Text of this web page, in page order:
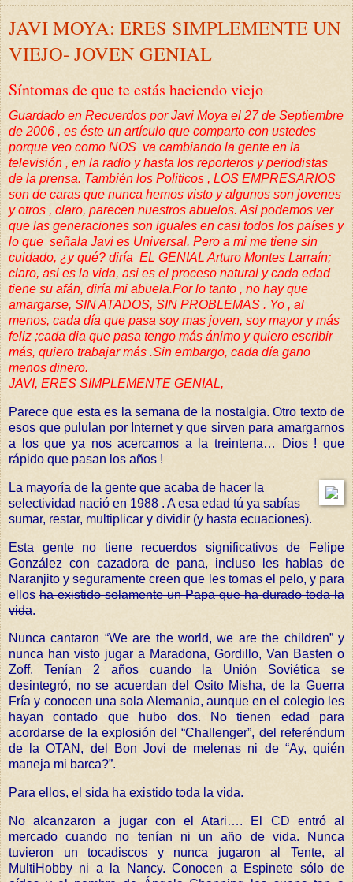
JAVI MOYA: ERES SIMPLEMENTE UN
VIEJO- JOVEN GENIAL
Síntomas de que te estás haciendo viejo
Guardado en Recuerdos por Javi Moya el 27 de Septiembre
de 2006 , es éste un artículo que comparto con ustedes
porque veo como NOS va cambiando la gente en la
televisión , en la radio y hasta los reporteros y periodistas
de la prensa. También los Politicos , LOS EMPRESARIOS
son de caras que nunca hemos visto y algunos son jovenes
y otros , claro, parecen nuestros abuelos. Asi podemos ver
que las generaciones son iguales en casi todos los países y
lo que señala Javi es Universal. Pero a mi me tiene sin
cuidado, ¿y qué? diría EL GENIAL Arturo Montes Larraín;
claro, asi es la vida, asi es el proceso natural y cada edad
tiene su afán, diría mi abuela.Por lo tanto , no hay que
amargarse, SIN ATADOS, SIN PROBLEMAS . Yo , al
menos, cada día que pasa soy mas joven, soy mayor y más
feliz ;cada dia que pasa tengo más ánimo y quiero escribir
más, quiero trabajar más .Sin embargo, cada día gano
menos dinero.
JAVI, ERES SIMPLEMENTE GENIAL,
Parece que esta es la semana de la nostalgia. Otro texto de
esos que pululan por Internet y que sirven para amargarnos
a los que ya nos acercamos a la treintena… Dios ! que
rápido que pasan los años !
La mayoría de la gente que acaba de hacer la
selectividad nació en 1988 . A esa edad tú ya sabías
sumar, restar, multiplicar y dividir (y hasta ecuaciones).
Esta gente no tiene recuerdos significativos de Felipe
González con cazadora de pana, incluso les hablas de
Naranjito y seguramente creen que les tomas el pelo, y para
ellos ha existido solamente un Papa que ha durado toda la
vida.
Nunca cantaron “We are the world, we are the children” y
nunca han visto jugar a Maradona, Gordillo, Van Basten o
Zoff. Tenían 2 años cuando la Unión Soviética se
desintegró, no se acuerdan del Osito Misha, de la Guerra
Fría y conocen una sola Alemania, aunque en el colegio les
hayan contado que hubo dos. No tienen edad para
acordarse de la explosión del “Challenger”, del referéndum
de la OTAN, del Bon Jovi de melenas ni de “Ay, quién
maneja mi barca?”.
Para ellos, el sida ha existido toda la vida.
No alcanzaron a jugar con el Atari…. El CD entró al
mercado cuando no tenían ni un año de vida. Nunca
tuvieron un tocadiscos y nunca jugaron al Tente, al
MultiHobby ni a la Nancy. Conocen a Espinete sólo de